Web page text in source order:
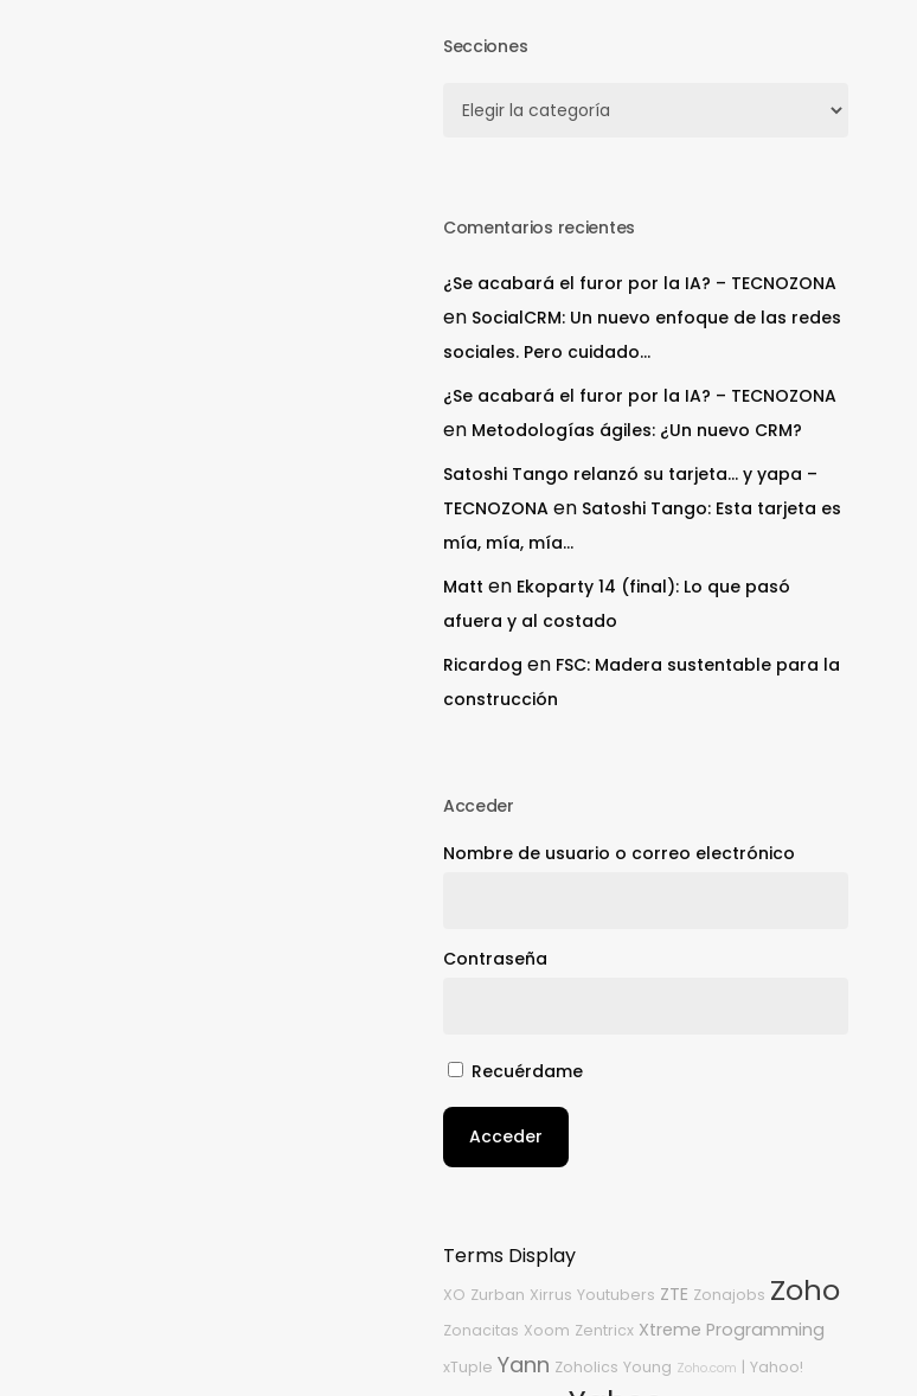
Secciones
Comentarios recientes
¿Se acabará el furor por la IA? – TECNOZONA
en SocialCRM: Un nuevo enfoque de las redes
sociales. Pero cuidado…
¿Se acabará el furor por la IA? – TECNOZONA
en Metodologías ágiles: ¿Un nuevo CRM?
Satoshi Tango relanzó su tarjeta… y yapa –
TECNOZONAen Satoshi Tango: Esta tarjeta es
mía, mía, mía…
Matt en Ekoparty 14 (final): Lo que pasó
afuera y al costado
Ricardog en FSC: Madera sustentable para la
construcción
Acceder
Nombre de usuario o correo electrónico
Contraseña
Recuérdame
Acceder
Terms Display
XO Zurban Xirrus Youtubers ZTE Zonajobs Zoho
Zonacitas Xoom Zentricx Xtreme Programming
xTuple Yann Zoholics Young Zoho.com | Yahoo!